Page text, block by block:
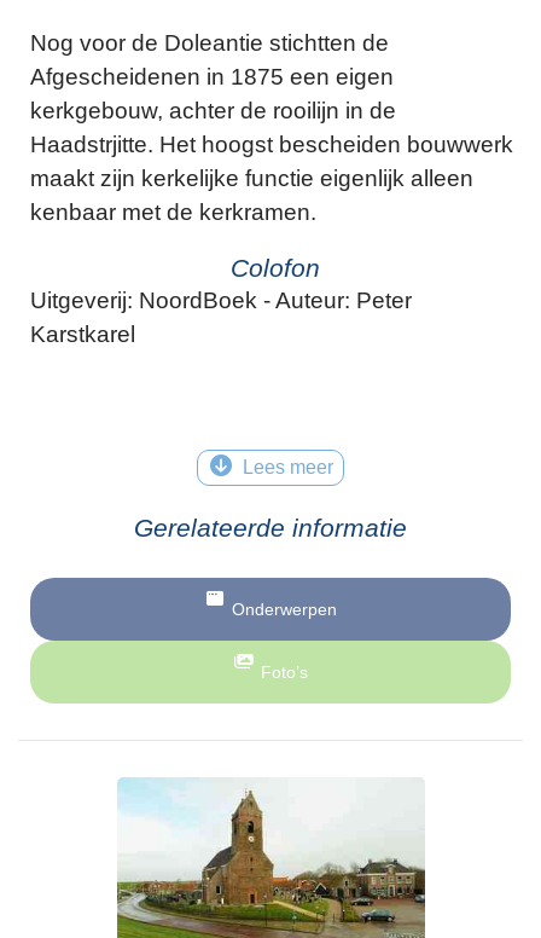
Nog voor de Doleantie stichtten de
Afgescheidenen in 1875 een eigen
kerkgebouw, achter de rooilijn in de
Haadstrjitte. Het hoogst bescheiden bouwwerk
maakt zijn kerkelijke functie eigenlijk alleen
kenbaar met de kerkramen.
Colofon
Uitgeverij: NoordBoek - Auteur: Peter
Karstkarel
Lees meer
Gerelateerde informatie
Onderwerpen
Foto’s